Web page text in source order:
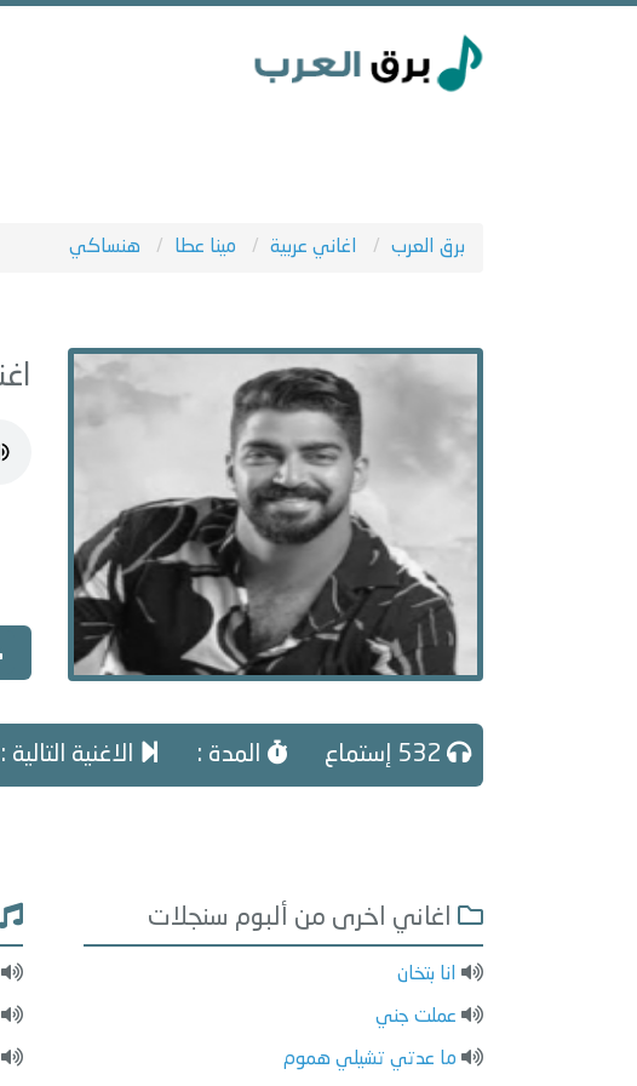
برق العرب اغاني عربية مينا عطا هنساكي
المدة : الاغنية
اغاني اخرى من ألبوم سنجلات
انا بتخان
عملت جني
ما عدتي تشيلي هموم